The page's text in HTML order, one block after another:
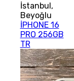
İstanbul,
Beyoğlu
İPHONE 16
PRO 256GB
TR